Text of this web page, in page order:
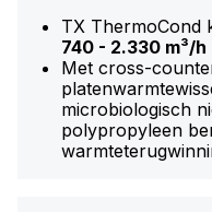
TX ThermoCond
740 - 2.330 m³/h
Met cross-
microbiologisch
polypropyleen